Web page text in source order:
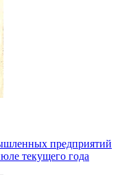
предприятий
текущего года